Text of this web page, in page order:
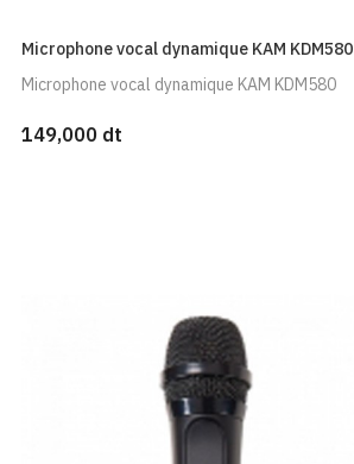
Microphone vocal dynamique KAM KDM580
Microphone vocal dynamique KAM KDM580
149,000 dt